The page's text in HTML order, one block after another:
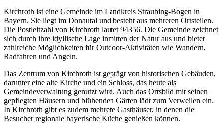
Kirchroth ist eine Gemeinde im Landkreis Straubing-Bogen in
Bayern. Sie liegt im Donautal und besteht aus mehreren Ortsteilen.
Die Postleitzahl von Kirchroth lautet 94356. Die Gemeinde zeichnet
sich durch ihre idyllische Lage inmitten der Natur aus und bietet
zahlreiche Möglichkeiten für Outdoor-Aktivitäten wie Wandern,
Radfahren und Angeln.
Das Zentrum von Kirchroth ist geprägt von historischen Gebäuden,
darunter eine alte Kirche und ein Schloss, das heute als
Gemeindeverwaltung genutzt wird. Auch das Ortsbild mit seinen
gepflegten Häusern und blühenden Gärten lädt zum Verweilen ein.
In Kirchroth gibt es zudem mehrere Gasthäuser, in denen die
Besucher regionale bayerische Küche genießen können.